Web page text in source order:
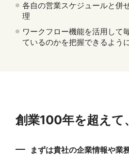
各自の営業スケジュールと併
理
ワークフロー機能を活用して
ているのかを把握できるよう
創業100年を超えて
まずは貴社の企業情報や業